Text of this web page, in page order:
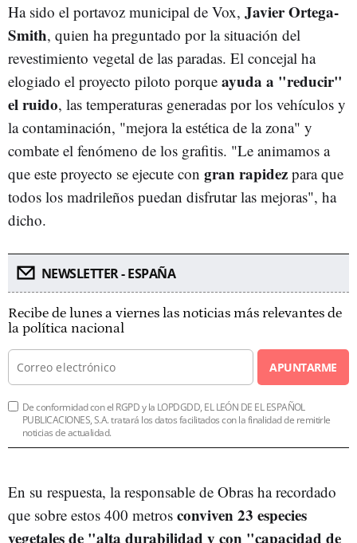
Ha sido el portavoz municipal de Vox, Javier Ortega-
Smith, quien ha preguntado por la situación del
revestimiento vegetal de las paradas. El concejal ha
elogiado el proyecto piloto porque ayuda a "reducir"
el ruido, las temperaturas generadas por los vehículos y
la contaminación, "mejora la estética de la zona" y
combate el fenómeno de los grafitis. "Le animamos a
que este proyecto se ejecute con gran rapidez para que
todos los madrileños puedan disfrutar las mejoras", ha
dicho.
NEWSLETTER - ESPAÑA
Recibe de lunes a viernes las noticias más relevantes de
la política nacional
APUNTARME
De conformidad con el RGPD y la LOPDGDD, EL LEÓN DE EL ESPAÑOL
PUBLICACIONES, S.A. tratará los datos facilitados con la finalidad de remitirle
noticias de actualidad.
En su respuesta, la responsable de Obras ha recordado
que sobre estos 400 metros conviven 23 especies
vegetales de "alta durabilidad y con "capacidad de